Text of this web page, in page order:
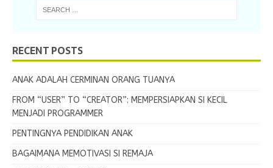
RECENT POSTS
ANAK ADALAH CERMINAN ORANG TUANYA
FROM “USER” TO “CREATOR”: MEMPERSIAPKAN SI KECIL
MENJADI PROGRAMMER
PENTINGNYA PENDIDIKAN ANAK
BAGAIMANA MEMOTIVASI SI REMAJA